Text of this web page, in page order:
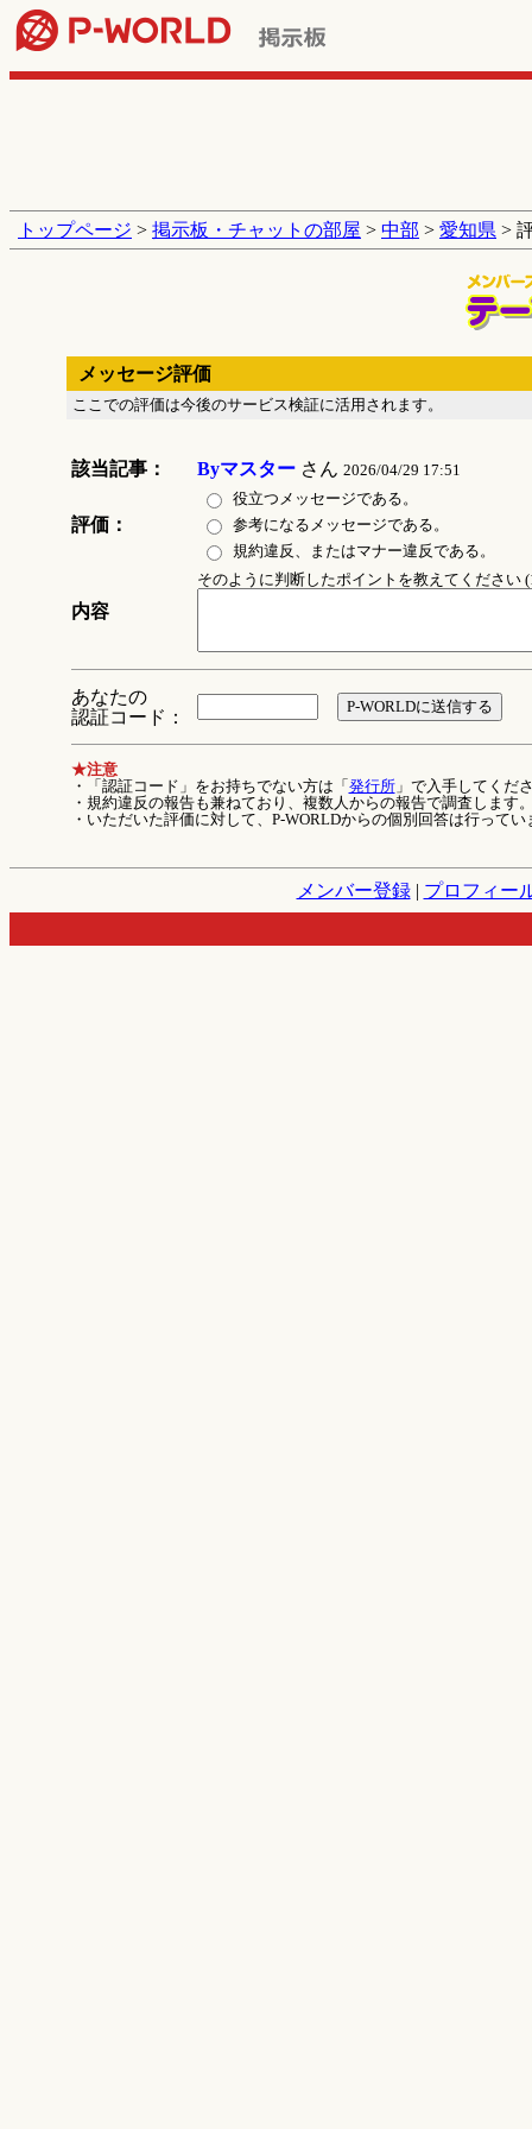
トップページ > 掲示板・チャットの部屋 > 中部 > 愛知県 >
メッセージ評価
ここでの評価は今後のサービス検証に活用されます。
該当記事： Byマスターさん 2026/04/29 17:51
評価：
役立つメッセージである。
参考になるメッセージである。
規約違反、またはマナー違反である。
内容
そのように判断したポイントを教えてください
あなたの
認証コード：
★注意
・「認証コード」をお持ちでない方は「 発行所」で入手してくだ
・規約違反の報告も兼ねており、複数人からの報告で調査します
・いただいた評価に対して、P-WORLDからの個別回答は行ってい
メンバー登録| プロフィー